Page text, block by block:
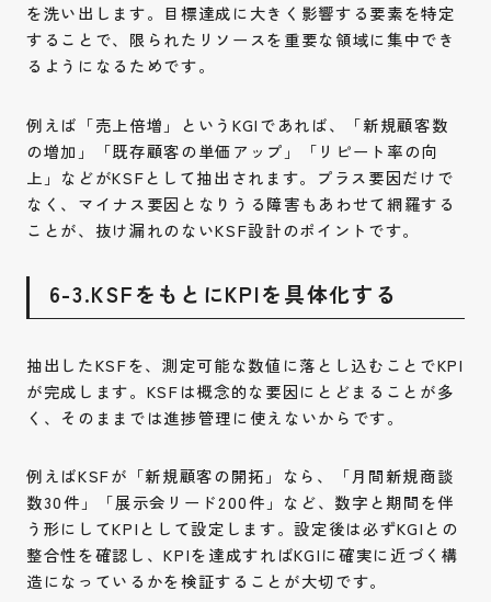
を洗い出します。目標達成に大きく影響する要素を特定
することで、限られたリソースを重要な領域に集中でき
るようになるためです。
例えば「売上倍増」というKGIであれば、「新規顧客数
の増加」「既存顧客の単価アップ」「リピート率の向
上」などがKSFとして抽出されます。プラス要因だけで
なく、マイナス要因となりうる障害もあわせて網羅する
ことが、抜け漏れのないKSF設計のポイントです。
6-3.KSFをもとにKPIを具体化する
抽出したKSFを、測定可能な数値に落とし込むことでKPI
が完成します。KSFは概念的な要因にとどまることが多
く、そのままでは進捗管理に使えないからです。
例えばKSFが「新規顧客の開拓」なら、「月間新規商談
数30件」「展示会リード200件」など、数字と期間を伴
う形にしてKPIとして設定します。設定後は必ずKGIとの
整合性を確認し、KPIを達成すればKGIに確実に近づく構
造になっているかを検証することが大切です。